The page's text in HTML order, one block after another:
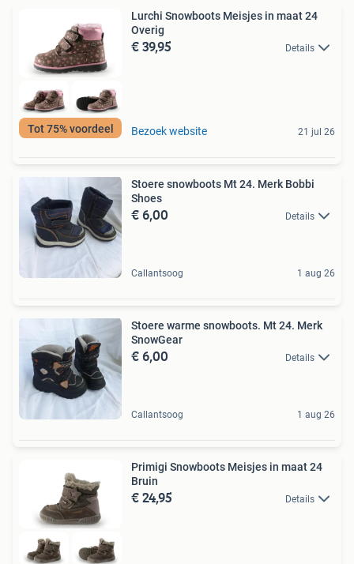
Tot 75% voordeel
Lurchi Snowboots Meisjes in maat 24
Overig
€ 39,95 Details
Bezoek website 21 jul 26
Stoere snowboots Mt 24. Merk Bobbi
Shoes
€ 6,00 Details
Callantsoog 1 aug 26
Stoere warme snowboots. Mt 24. Merk
SnowGear
€ 6,00 Details
Callantsoog 1 aug 26
Primigi Snowboots Meisjes in maat 24
Bruin
€ 24,95 Details